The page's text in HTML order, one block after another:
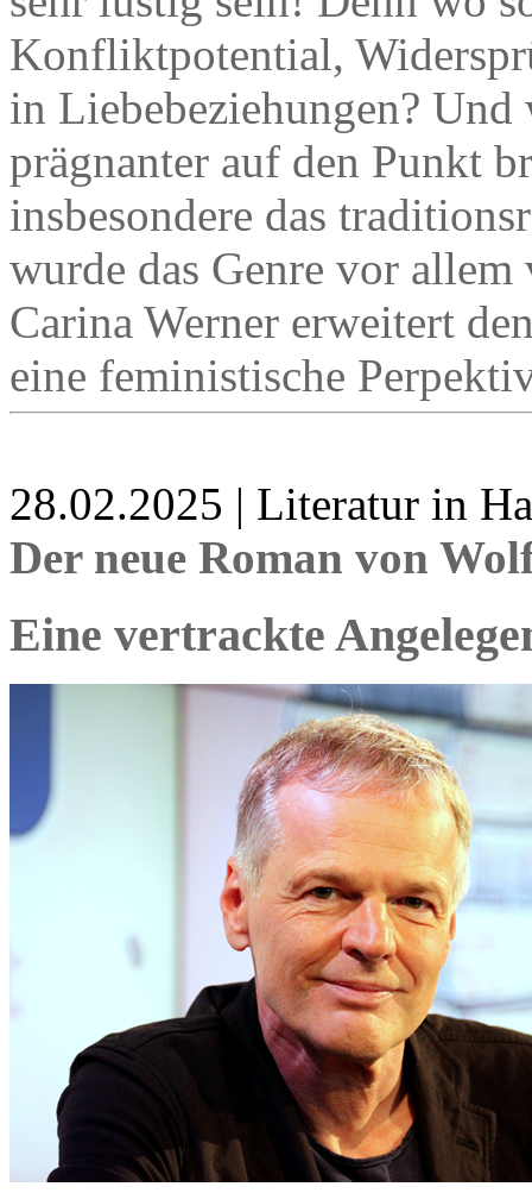
Konfliktpotential,
in Liebebeziehungen?
prägnanter auf den Punkt
insbesondere das
wurde das Genre vor
Carina Werner erweitert
eine feministische
28.02.2025 | Literatur in
Der neue Roman von
Eine vertrackte